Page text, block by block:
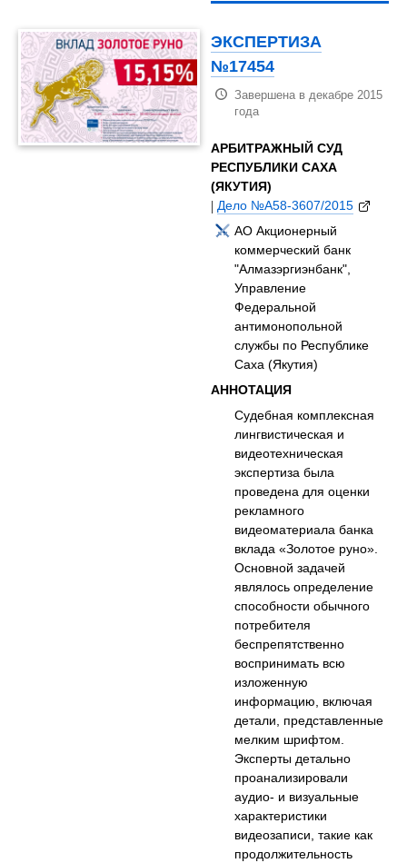
ЭКСПЕРТИЗА
№17454
Завершена в декабре 2015
года
АРБИТРАЖНЫЙ СУД
РЕСПУБЛИКИ САХА
(ЯКУТИЯ)
| Дело №А58-3607/2015
АО Акционерный
коммерческий банк
"Алмазэргиэнбанк",
Управление
Федеральной
антимонопольной
службы по Республике
Саха (Якутия)
АННОТАЦИЯ
Судебная комплексная
лингвистическая и
видеотехническая
экспертиза была
проведена для оценки
рекламного
видеоматериала банка
вклада «Золотое руно».
Основной задачей
являлось определение
способности обычного
потребителя
беспрепятственно
воспринимать всю
изложенную
информацию, включая
детали, представленные
мелким шрифтом.
Эксперты детально
проанализировали
аудио- и визуальные
характеристики
видеозаписи, такие как
продолжительность